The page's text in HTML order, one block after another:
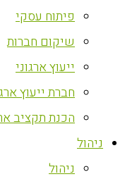
פיתוח עסקי
שיקום חברות
ייעוץ ארגוני
חברת ייעוץ
הכנת תקציב
ניהול
ניהול